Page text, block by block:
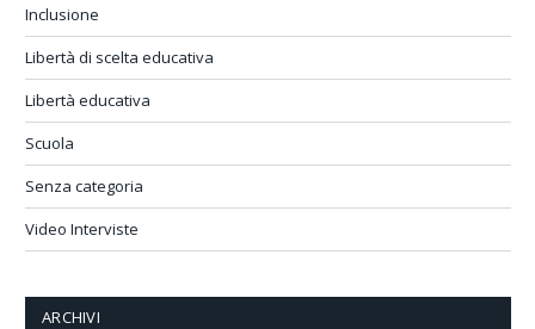
Inclusione
Libertà di scelta educativa
Libertà educativa
Scuola
Senza categoria
Video Interviste
ARCHIVI